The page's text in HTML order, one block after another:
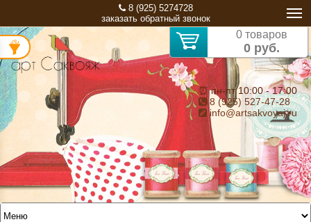
8 (925) 5274728
заказать обратный звонок
0 товаров
0 руб.
⏰ пн-пт 10:00 - 17:00
8 (925) 527-47-28
info@artsakvoyaj.ru